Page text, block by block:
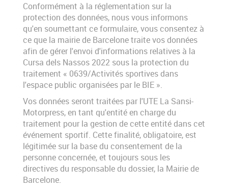
Conformément à la réglementation sur la
protection des données, nous vous informons
qu'en soumettant ce formulaire, vous consentez à
ce que la mairie de Barcelone traite vos données
afin de gérer l'envoi d'informations relatives à la
Cursa dels Nassos 2022 sous la protection du
traitement « 0639/Activités sportives dans
l'espace public organisées par le BIE ».
Vos données seront traitées par l'UTE La Sansi-
Motorpress, en tant qu'entité en charge du
traitement pour la gestion de cette entité dans cet
événement sportif. Cette finalité, obligatoire, est
légitimée sur la base du consentement de la
personne concernée, et toujours sous les
directives du responsable du dossier, la Mairie de
Barcelone.